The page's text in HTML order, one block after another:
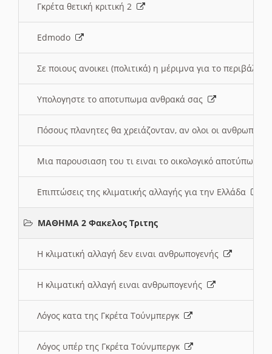
Γκρέτα θετική κριτική 2
Edmodo
Σε ποιους ανοικει (πολιτικά) η μέριμνα για το
Υπολογηστε το αποτυπωμα ανθρακά σας
Πόσους πλανητες θα χρειάζονταν, αν ολοι οι ανθρωποι
Μια παρουσιαση του τι ειναι το οικολογικό αποτύπωμα
Επιπτώσεις της κλιματικής αλλαγής για την Ελλάδα
ΜΑΘΗΜΑ 2 Φακελος Τριτης
Η κλιματική αλλαγή δεν ειναι ανθρωπογενής
Η κλιματική αλλαγή ειναι ανθρωπογενής
Λόγος κατα της Γκρέτα Τούνμπεργκ
Λόγος υπέρ της Γκρέτα Τούνμπεργκ